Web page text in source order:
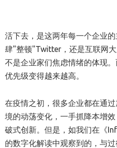
活下去，是这两年每一个企业
肆"整顿"Twitter，还是互联网
不是企业家们焦虑情绪的体现
优先级变得越来越高。
在疫情之初，很多企业都在通
境的动荡变化，一手抓降本增
破式创新。但是，如我们在《
的数字化解读中观察到的，与